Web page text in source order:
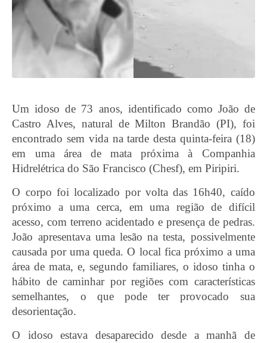
Um idoso de 73 anos, identificado como João de
Castro Alves, natural de Milton Brandão (PI), foi
encontrado sem vida na tarde desta quinta-feira (18)
em uma área de mata próxima à Companhia
Hidrelétrica do São Francisco (Chesf), em Piripiri.
O corpo foi localizado por volta das 16h40, caído
próximo a uma cerca, em uma região de difícil
acesso, com terreno acidentado e presença de pedras.
João apresentava uma lesão na testa, possivelmente
causada por uma queda. O local fica próximo a uma
área de mata, e, segundo familiares, o idoso tinha o
hábito de caminhar por regiões com características
semelhantes, o que pode ter provocado sua
desorientação.
O idoso estava desaparecido desde a manhã de